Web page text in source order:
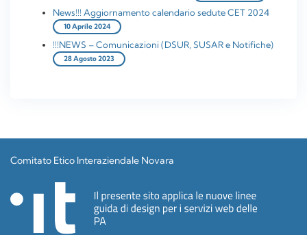
News!!! Aggiornamento calendario sedute CET 2024
10 Aprile 2024
!!!NEWS – Comunicazioni (DSUR, SUSAR e Notifiche)
28 Agosto 2023
Comitato Etico Interaziendale Novara